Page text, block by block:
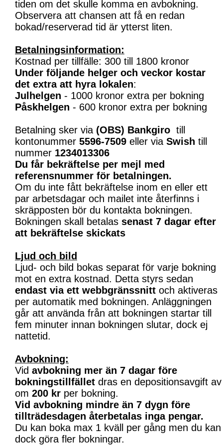
tiden om det skulle komma en avbokning.
Observera att chansen att få en redan
bokad/reserverad tid är ytterst liten.
Betalningsinformation:
Kostnad per tillfälle: 300 till 1800 kronor
Under följande helger och veckor kostar
det extra att hyra lokalen:
Julhelgen - 1000 kronor extra per bokning
Påskhelgen - 600 kronor extra per bokning
Betalning sker via (OBS) Bankgiro till
kontonummer 5596-7509 eller via Swish till
nummer 1234013306
Du får bekräftelse per mejl med
referensnummer för betalningen.
Om du inte fått bekräftelse inom en eller ett
par arbetsdagar och mailet inte återfinns i
skräpposten bör du kontakta bokningen.
Bokningen skall betalas senast 7 dagar efter
att bekräftelse skickats
Ljud och bild
Ljud- och bild bokas separat för varje bokning
mot en extra kostnad. Detta styrs sedan
endast via ett webbgränssnitt och aktiveras
per automatik med bokningen. Anläggningen
går att använda från att bokningen startar till
fem minuter innan bokningen slutar, dock ej
nattetid.
Avbokning:
Vid avbokning mer än 7 dagar före
bokningstillfället dras en depositionsavgift av
om 200 kr per bokning.
Vid avbokning mindre än 7 dygn före
tillträdesdagen återbetalas inga pengar.
Du kan boka max 1 kväll per gång men du kan
dock göra fler bokningar.